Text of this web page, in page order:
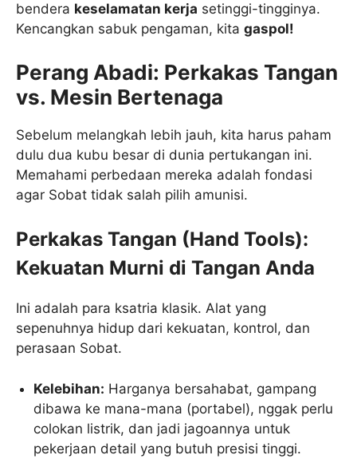
bendera keselamatan kerja setinggi-tingginya.
Kencangkan sabuk pengaman, kita gaspol!
Perang Abadi: Perkakas Tangan
vs. Mesin Bertenaga
Sebelum melangkah lebih jauh, kita harus paham
dulu dua kubu besar di dunia pertukangan ini.
Memahami perbedaan mereka adalah fondasi
agar Sobat tidak salah pilih amunisi.
Perkakas Tangan (Hand Tools):
Kekuatan Murni di Tangan Anda
Ini adalah para ksatria klasik. Alat yang
sepenuhnya hidup dari kekuatan, kontrol, dan
perasaan Sobat.
Kelebihan: Harganya bersahabat, gampang
dibawa ke mana-mana (portabel), nggak perlu
colokan listrik, dan jadi jagoannya untuk
pekerjaan detail yang butuh presisi tinggi.